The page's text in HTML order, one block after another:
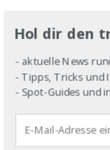
habe und er am
denke, das
Strand liegt und
dann gehe ich
Lieblingscafé.
Hol dir den
- aktuelle News
- Tipps, Tricks
- Spot-Guides und